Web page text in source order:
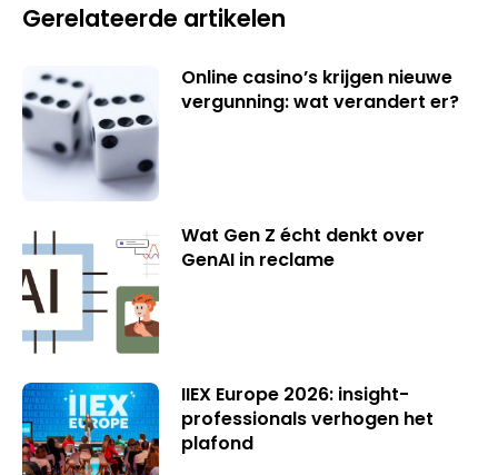
Gerelateerde artikelen
Online casino’s krijgen nieuwe
vergunning: wat verandert er?
Wat Gen Z écht denkt over
GenAI in reclame
IIEX Europe 2026: insight-
professionals verhogen het
plafond